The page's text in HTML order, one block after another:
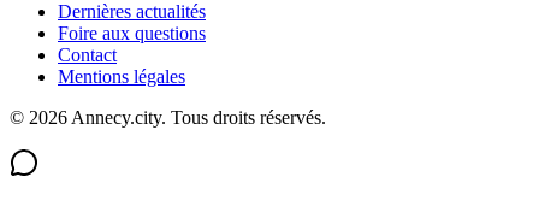
Dernières actualités
Foire aux questions
Contact
Mentions légales
© 2026 Annecy.city. Tous droits réservés.